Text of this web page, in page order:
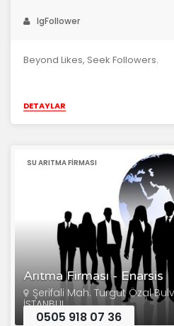
IgFollower
Beyond Likes, Seek Followers.
DETAYLAR
Arıtma Firması - Enarsis
SU ARITMA FIRMASI
Şerifali Mah. Turgut Özal
İSTANBUL
0505 918 07 36